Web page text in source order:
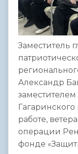
Заместитель
Александр
работе,
операции
фонде